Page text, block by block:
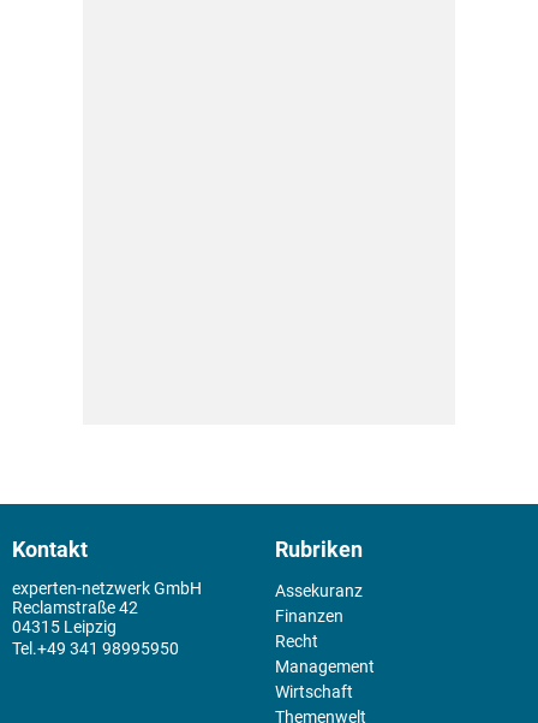
Kontakt
experten-netzwerk GmbH
Reclamstraße 42
04315 Leipzig
+49 341 98995950
Rubriken
Assekuranz
Finanzen
Recht
Management
Wirtschaft
Themenwelt